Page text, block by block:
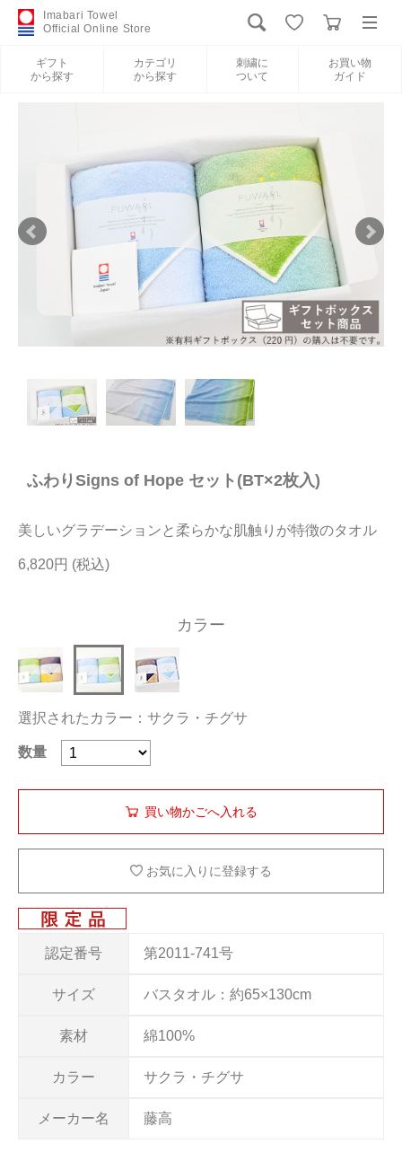
Imabari Towel
Official Online Store
ギフト
から探す
カテゴリ
から探す
刺繍に
ついて
お買い物
ガイド
新規会員登録
カテゴリから探す
刺繍について
お買い物ガイド
当サイトについて
大量購入・法人向けの購入の方は
お問い合わせ
ふわりSigns of Hope セット(BT×2枚入)
美しいグラデーションと柔らかな肌触りが特徴のタオル
6,820円
認定番号 第2011-741号
サイズ バスタオル：約65×130cm
素材 綿100%
カラー サクラ・チグサ
メーカー名 藤高
カラー
選択されたカラー：サクラ・チグサ
数量
お気に入りに登録する